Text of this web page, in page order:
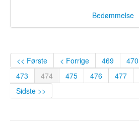
Bedømmelse
<< Første < Forrige 469 470
473
474 475 476 477
Sidste >>